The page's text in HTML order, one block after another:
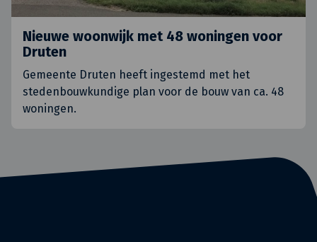
Nieuwe woonwijk met 48 woningen voor
Druten
Gemeente Druten heeft ingestemd met het
stedenbouwkundige plan voor de bouw van ca. 48
woningen.